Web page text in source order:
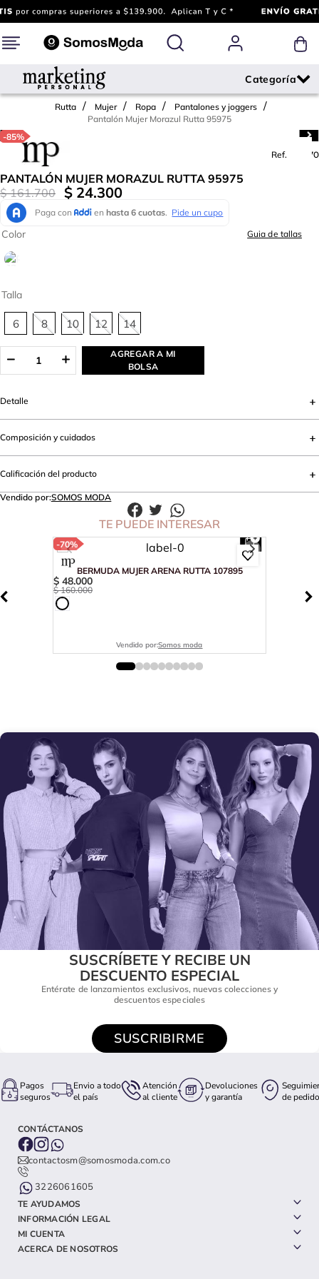
Rutta Mujer Ropa
Pantalones y joggers
Pantalón Mujer Morazul Rutta 95975
-85%
Ref.
723470
PANTALÓN MUJER MORAZUL RUTTA 95975
$ 161.700 $ 24.300
Talla
6 8 10 12 14
Color Guia de tallas
AGREGAR A MI
BOLSA
Detalle
Composición y cuidados
Calificación del producto
Vendido por:SOMOS MODA
TE PUEDE INTERESAR
-70%
BERMUDA MUJER ARENA RUTTA 107895
$ 48.000
$ 160.000
Vendido por:Somos moda
SUSCRÍBETE Y RECIBE UN
DESCUENTO ESPECIAL
Entérate de lanzamientos exclusivos, nuevas colecciones y
descuentos especiales
SUSCRIBIRME
Pagos
seguros
Envio a todo
el país
Atención
al cliente
Devoluciones
y garantía
de pedido
CONTÁCTANOS
contactosm@somosmoda.com.co
3226061605
TE AYUDAMOS
INFORMACIÓN LEGAL
MI CUENTA
ACERCA DE NOSOTROS